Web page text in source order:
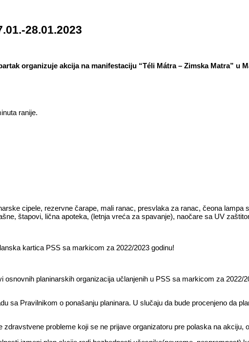
28.01.2023
organizuje akcija na manifestaciju “Téli Mátra – Zimska Matra” u
ranije.
cipele, rezervne čarape, mali ranac, presvlaka za ranac, čeona
štapovi, lična apoteka, (letnja vreća za spavanje), naočare sa UV
kartica PSS sa markicom za 2022/2023 godinu!
planinarskih organizacija učlanjenih u PSS sa markicom za 2022/
sa Pravilnikom o ponašanju planinara. U slučaju da bude procenjeno da
probleme koji se ne prijave organizatoru pre polaska na akciju,